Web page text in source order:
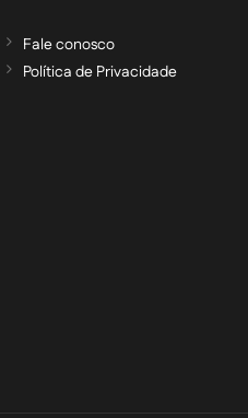
Fale conosco
Política de Privacidade